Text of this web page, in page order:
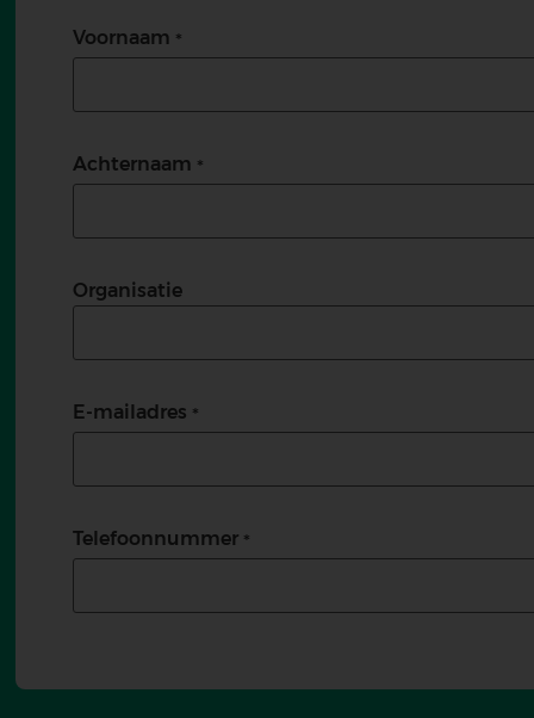
Voornaam
Achternaam
Organisatie
E-mailadres
Telefoonnummer